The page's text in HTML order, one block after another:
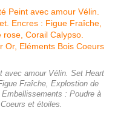
avec amour Vélin. Set Heart
Fraîche, Explostion de
: Poudre à
et étoiles.